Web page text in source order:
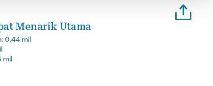
Menarik Utama
0,44 mil
mil